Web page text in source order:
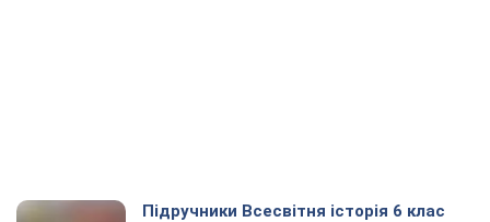
Підручники Всесвітня історія 6 клас